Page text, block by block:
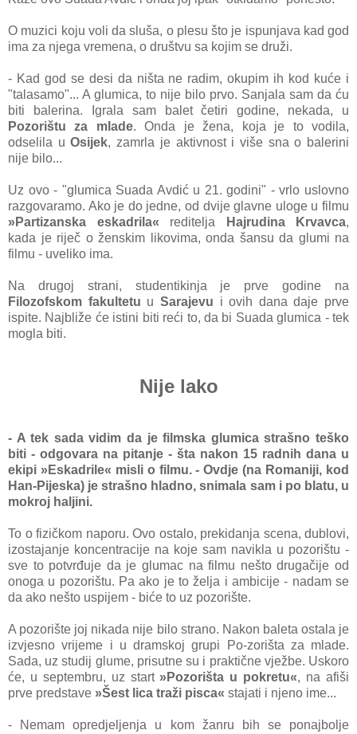
O muzici koju voli da sluša, o plesu što je ispunjava kad god
ima za njega vremena, o društvu sa kojim se druži.
- Kad god se desi da ništa ne radim, okupim ih kod kuće i
"talasamo"... A glumica, to nije bilo prvo. Sanjala sam da ću
biti balerina. Igrala sam balet četiri godine, nekada, u
Pozorištu za mlade. Onda je žena, koja je to vodila,
odselila uOsijek, zamrla je aktivnost i više sna o balerini
nije bilo...
Uz ovo - "glumica Suada Avdić u 21. godini" - vrlo uslovno
razgovaramo. Ako je do jedne, od dvije glavne uloge u filmu
»Partizanska eskadrila« reditelja Hajrudina Krvavca,
kada je riječ o ženskim likovima, onda šansu da glumi na
filmu - uveliko ima.
Na drugoj strani, studentikinja je prve godine na
Filozofskom fakultetu u Sarajevu i ovih dana daje prve
ispite. Najbliže će istini biti reći to, da bi Suada glumica - tek
mogla biti.
Nije lako
- A tek sada vidim da je filmska glumica strašno teško
biti - odgovara na pitanje - šta nakon 15 radnih dana u
ekipi »Eskadrile« misli o filmu. - Ovdje (na Romaniji, kod
Han-Pijeska) je strašno hladno, snimala sam i po blatu, u
mokroj haljini.
To o fizičkom naporu. Ovo ostalo, prekidanja scena, dublovi,
izostajanje koncentracije na koje sam navikla u pozorištu -
sve to potvrđuje da je glumac na filmu nešto drugačije od
onoga u pozorištu. Pa ako je to želja i ambicije - nadam se
da ako nešto uspijem - biće to uz pozorište.
A pozorište joj nikada nije bilo strano. Nakon baleta ostala je
izvjesno vrijeme i u dramskoj grupi Po-zorišta za mlade.
Sada, uz studij glume, prisutne su i praktične vježbe. Uskoro
će, u septembru, uz start »Pozorišta u pokretu«, na afiši
prve predstave »Šest lica traži pisca« stajati i njeno ime...
- Nemam opredjeljenja u kom žanru bih se ponajbolje